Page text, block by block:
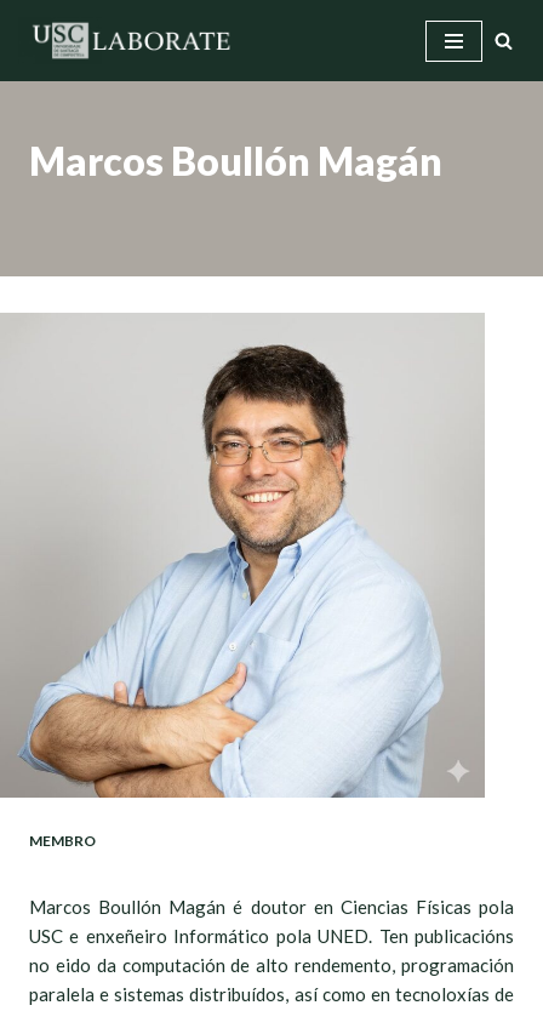
Saltar
Marcos Boullón Magán
MEMBRO
Marcos Boullón Magán é doutor en Ciencias Físicas pola
USC e enxeñeiro Informático pola UNED. Ten publicacións
no eido da computación de alto rendemento, programación
paralela e sistemas distribuídos, así como en tecnoloxías de